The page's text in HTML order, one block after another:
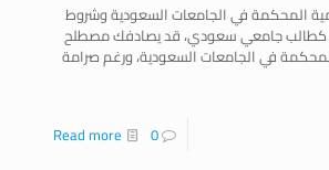
المحكمة في الجامعات السعودية وشروط
كطالب جامعي سعودي، قد يصادفك مصطلح
في الجامعات السعودية، ورغم صرامة
0
Read more